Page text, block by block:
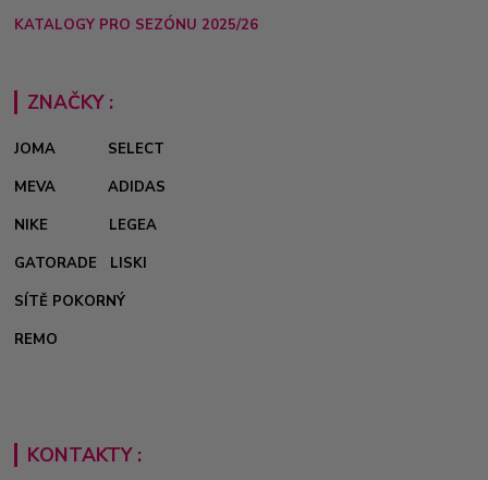
KATALOGY PRO SEZÓNU 2025/26
ZNAČKY :
JOMA
SELECT
MEVA
ADIDAS
NIKE
LEGEA
GATORADE
LISKI
SÍTĚ POKORNÝ
REMO
KONTAKTY :